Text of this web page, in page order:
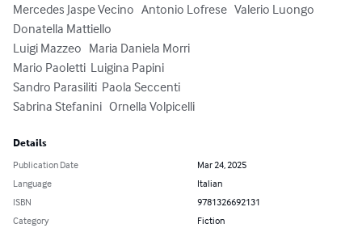
Mercedes Jaspe Vecino   Antonio Lofrese   Valerio Luongo
Donatella Mattiello
Luigi Mazzeo   Maria Daniela Morri
Mario Paoletti  Luigina Papini
Sandro Parasiliti  Paola Seccenti
Sabrina Stefanini   Ornella Volpicelli
Details
Publication Date
Mar 24, 2025
Language
Italian
ISBN
9781326692131
Category
Fiction